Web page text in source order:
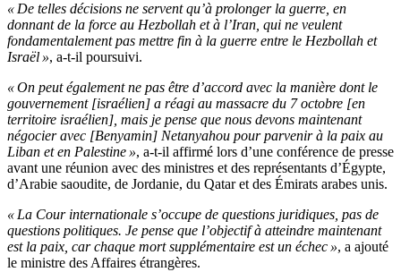
« De telles décisions ne servent qu’à prolonger la guerre, en
donnant de la force au Hezbollah et à l’Iran, qui ne veulent
fondamentalement pas mettre fin à la guerre entre le Hezbollah et
Israël », a-t-il poursuivi.
« On peut également ne pas être d’accord avec la manière dont le
gouvernement [israélien] a réagi au massacre du 7 octobre [en
territoire israélien], mais je pense que nous devons maintenant
négocier avec [Benyamin] Netanyahou pour parvenir à la paix au
Liban et en Palestine », a-t-il affirmé lors d’une conférence de presse
avant une réunion avec des ministres et des représentants d’Égypte,
d’Arabie saoudite, de Jordanie, du Qatar et des Émirats arabes unis.
« La Cour internationale s’occupe de questions juridiques, pas de
questions politiques. Je pense que l’objectif à atteindre maintenant
est la paix, car chaque mort supplémentaire est un échec », a ajouté
le ministre des Affaires étrangères.